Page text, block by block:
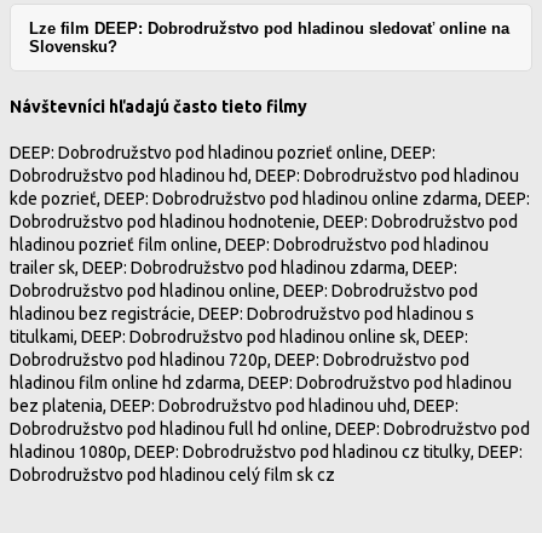
Lze film DEEP: Dobrodružstvo pod hladinou sledovať online na
Slovensku?
Návštevníci hľadajú často tieto filmy
DEEP: Dobrodružstvo pod hladinou pozrieť online, DEEP:
Dobrodružstvo pod hladinou hd, DEEP: Dobrodružstvo pod hladinou
kde pozrieť, DEEP: Dobrodružstvo pod hladinou online zdarma, DEEP:
Dobrodružstvo pod hladinou hodnotenie, DEEP: Dobrodružstvo pod
hladinou pozrieť film online, DEEP: Dobrodružstvo pod hladinou
trailer sk, DEEP: Dobrodružstvo pod hladinou zdarma, DEEP:
Dobrodružstvo pod hladinou online, DEEP: Dobrodružstvo pod
hladinou bez registrácie, DEEP: Dobrodružstvo pod hladinou s
titulkami, DEEP: Dobrodružstvo pod hladinou online sk, DEEP:
Dobrodružstvo pod hladinou 720p, DEEP: Dobrodružstvo pod
hladinou film online hd zdarma, DEEP: Dobrodružstvo pod hladinou
bez platenia, DEEP: Dobrodružstvo pod hladinou uhd, DEEP:
Dobrodružstvo pod hladinou full hd online, DEEP: Dobrodružstvo pod
hladinou 1080p, DEEP: Dobrodružstvo pod hladinou cz titulky, DEEP:
Dobrodružstvo pod hladinou celý film sk cz